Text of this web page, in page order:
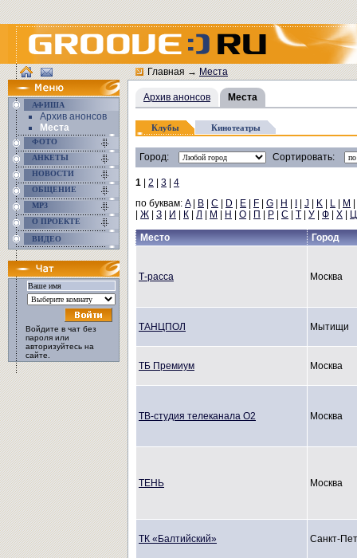
АФИША
Архив анонсов
Места
ФОТО
АНКЕТЫ
НОВОСТИ
ОБЩЕНИЕ
MP3
О ПРОЕКТЕ
ВИДЕО
Войдите в чат без
пароля или
авторизуйтесь на
сайте.
Главная→Места
Архив анонсов Места
Клубы Кинотеатры
Город: Сортировать:
1 2 3
4
по буквам: A| B C D E F G H J K L M
Ж З И К Л М Н О П Р С Т У Ф Х Ц
Место Город
Т-расса Москва
ТАНЦПОЛ Мытищи
ТБ Премиум Москва
ТВ-студия телеканала О2 Москва
ТЕНЬ Москва
ТК «Балтийский» Санкт-